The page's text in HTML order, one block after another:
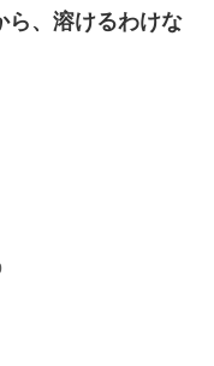
ら、溶けるわけな